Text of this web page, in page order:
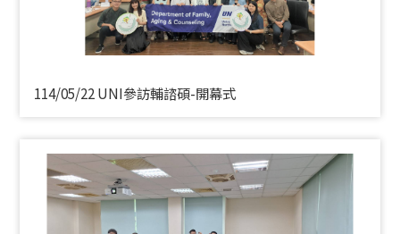
114/05/22 UNI參訪輔諮碩-開幕式